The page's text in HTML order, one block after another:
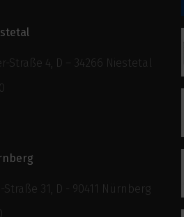
Straße 4, D – 34266 Niestetal
31, D - 90411 Nürnberg